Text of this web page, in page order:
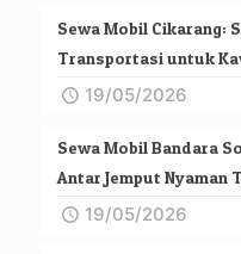
Sewa Mobil Cikarang:
Transportasi untuk
19/05/2026
Sewa Mobil Bandara
Antar Jemput Nyaman
19/05/2026